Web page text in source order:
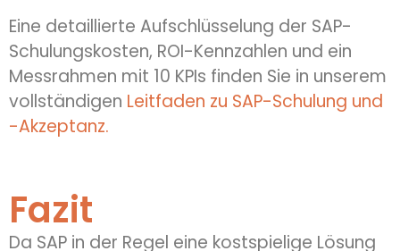
Eine detaillierte Aufschlüsselung der SAP-
Schulungskosten, ROI-Kennzahlen und ein
Messrahmen mit 10 KPIs finden Sie in unserem
vollständigen Leitfaden zu SAP-Schulung und
-Akzeptanz.
Fazit
Da SAP in der Regel eine kostspielige Lösung